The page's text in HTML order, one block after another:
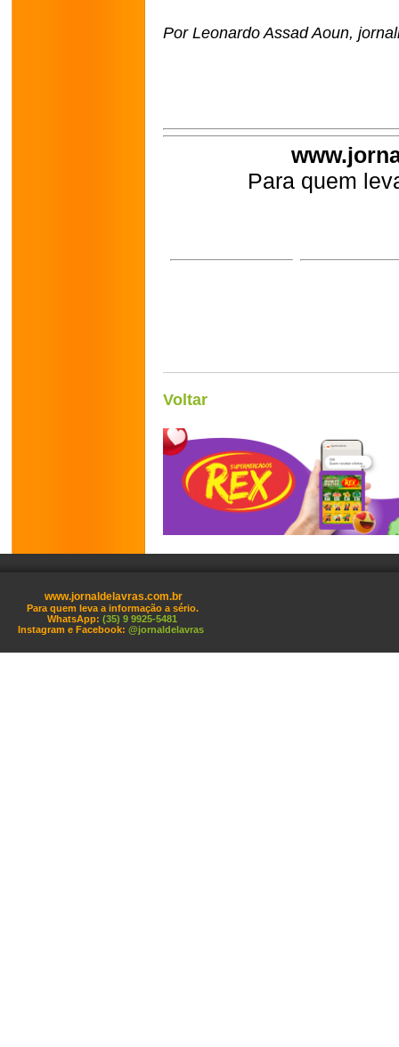
Por Leonardo Assad Aoun,
Para quem
Voltar
www.jornaldelavras.com.br
Para quem leva a informação a sério.
WhatsApp: (35) 9 9925-5481
Instagram e Facebook: @jornaldelavras